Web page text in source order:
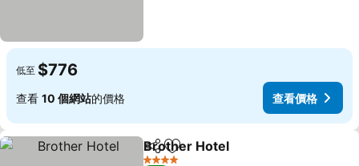
低至 $776
查看 10 個網站的價格 查看價格
分享 放到收藏夾
Brother Hotel